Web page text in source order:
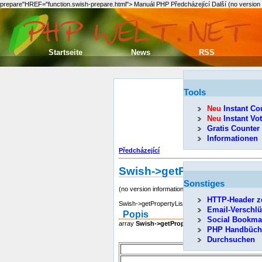
prepare"HREF="function.swish-prepare.html"> Manuál PHP Předcházející Další (no version
Předcházející
Swish->getPropertyList
(no version information, might be only in CVS)
Swish->getPropertyList -- Get the list of properties
Popis
array Swish->getPropertyList( string
Tools
Neu Instant
Neu Instant
Gratis Counter
Informationen
Sonstiges
HTTP-Header
Email-
Social
PHP
Durchsuchen
Startseite News RSS